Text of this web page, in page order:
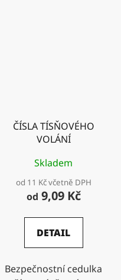
ČÍSLA TÍSŇOVÉHO
VOLÁNÍ
Skladem
od 11 Kč včetně DPH
od 9,09 Kč
DETAIL
Bezpečnostní cedulka